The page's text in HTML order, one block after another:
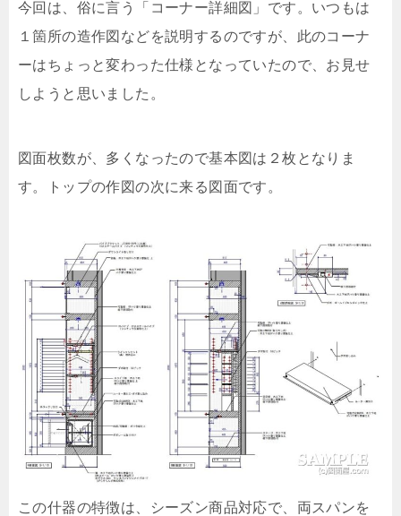
今回は、俗に言う「コーナー詳細図」です。いつもは
１箇所の造作図などを説明するのですが、此のコーナ
ーはちょっと変わった仕様となっていたので、お見せ
しようと思いました。
図面枚数が、多くなったので基本図は２枚となりま
す。トップの作図の次に来る図面です。
この什器の特徴は、シーズン商品対応で、両スパンを